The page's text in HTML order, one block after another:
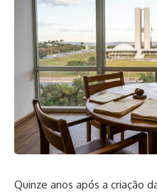
Quinze anos após a criação